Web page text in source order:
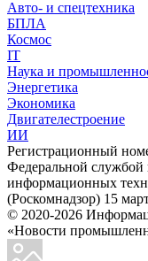
Авто- и спецтехника
БПЛА
Космос
IT
Наука и
Энергетика
Экономика
Двигателестроение
ИИ
Регистрационный
Федеральной службой
информационных
(Роскомнадзор) 15
© 2020-2026
«Новости